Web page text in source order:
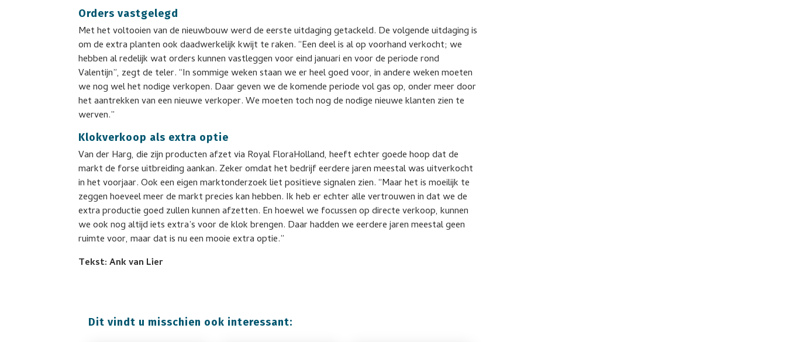
Orders vastgelegd
Met het voltooien van de nieuwbouw werd de eerste uitdaging getackeld. De volgende uitdaging is
om de extra planten ook daadwerkelijk kwijt te raken. “Een deel is al op voorhand verkocht; we
hebben al redelijk wat orders kunnen vastleggen voor eind januari en voor de periode rond
Valentijn”, zegt de teler. “In sommige weken staan we er heel goed voor, in andere weken moeten
we nog wel het nodige verkopen. Daar geven we de komende periode vol gas op, onder meer door
het aantrekken van een nieuwe verkoper. We moeten toch nog de nodige nieuwe klanten zien te
werven.”
Klokverkoop als extra optie
Van der Harg, die zijn producten afzet via Royal FloraHolland, heeft echter goede hoop dat de
markt de forse uitbreiding aankan. Zeker omdat het bedrijf eerdere jaren meestal was uitverkocht
in het voorjaar. Ook een eigen marktonderzoek liet positieve signalen zien. “Maar het is moeilijk te
zeggen hoeveel meer de markt precies kan hebben. Ik heb er echter alle vertrouwen in dat we de
extra productie goed zullen kunnen afzetten. En hoewel we focussen op directe verkoop, kunnen
we ook nog altijd iets extra’s voor de klok brengen. Daar hadden we eerdere jaren meestal geen
ruimte voor, maar dat is nu een mooie extra optie.”
Tekst: Ank van Lier
Dit vindt u misschien ook interessant: